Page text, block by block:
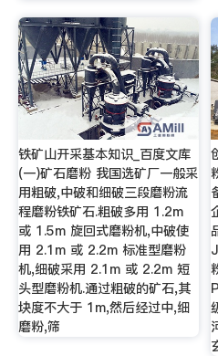
铁矿山开采基本知识_百度文库
(一)矿石磨粉 我国选矿厂一般采
用粗破,中破和细破三段磨粉流
程磨粉铁矿石.粗破多用 1.2m
或 1.5m 旋回式磨粉机,中破使
用 2.1m 或 2.2m 标准型磨粉
机,细破采用 2.1m 或 2.2m 短
头型磨粉机.通过粗破的矿石,其
块度不大于 1m,然后经过中,细
磨粉,筛